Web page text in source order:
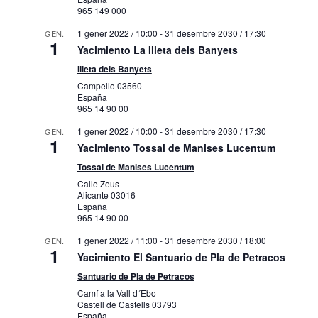
965 149 000
GEN.
1
1 gener 2022 / 10:00 -31 desembre 2030 / 17:30
Yacimiento La Illeta dels Banyets
Illeta dels Banyets
Campello 03560
España
965 14 90 00
GEN.
1
1 gener 2022 / 10:00 -31 desembre 2030 / 17:30
Yacimiento Tossal de Manises Lucentum
Tossal de Manises Lucentum
Calle Zeus
Alicante 03016
España
965 14 90 00
GEN.
1
1 gener 2022 / 11:00 -31 desembre 2030 / 18:00
Yacimiento El Santuario de Pla de Petracos
Santuario de Pla de Petracos
Camí a la Vall d´Ebo
Castell de Castells03793
España